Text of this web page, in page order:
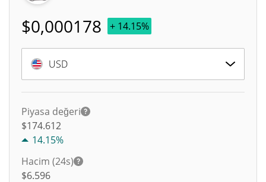
$0,000178 + 14.15%
USD
Piyasa değeri
$174.612
14.15%
Hacim (24s)
$6.596